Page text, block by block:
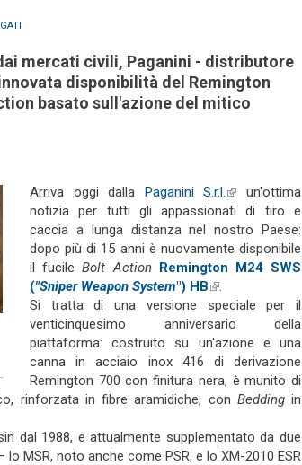
mercati civili, Paganini - distributore
disponibilità del Remington
basato sull'azione del mitico
Arriva oggi dalla Paganini S.r.l.(link is
external)
un'ottima
notizia per tutti gli appassionati di tiro e
caccia a lunga distanza nel nostro Paese:
dopo più di 15 anni è nuovamente disponibile
il fucileBolt Action Remington M24 SWS
("Sniper Weapon System") HB(link is
external)
.
Si tratta di una versione speciale per il
venticinquesimo anniversario della
piattaforma: costruito su un'azione e una
canna in acciaio inox 416 di derivazione
Remington 700 con finitura nera, è munito di
rinforzata in fibre aramidiche, con Beddingin
dal 1988, e attualmente supplementato da due
MSR, noto anche come PSR, e lo XM-2010 ESR